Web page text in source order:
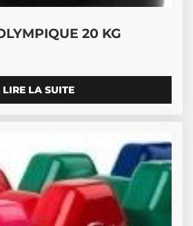
20 KG
LIRE LA SUITE
variations. Les options